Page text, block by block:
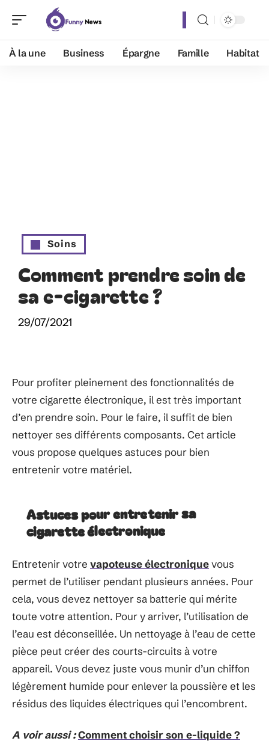
À la une Business Épargne Famille Habitat
Soins
Comment prendre soin de
sa e-cigarette ?
29/07/2021
Pour profiter pleinement des fonctionnalités de
votre cigarette électronique, il est très important
d’en prendre soin. Pour le faire, il suffit de bien
nettoyer ses différents composants. Cet article
vous propose quelques astuces pour bien
entretenir votre matériel.
Astuces pour entretenir sa
cigarette électronique
Entretenir votre vapoteuse électroniquevous
permet de l’utiliser pendant plusieurs années. Pour
cela, vous devez nettoyer sa batterie qui mérite
toute votre attention. Pour y arriver, l’utilisation de
l’eau est déconseillée. Un nettoyage à l’eau de cette
pièce peut créer des courts-circuits à votre
appareil. Vous devez juste vous munir d’un chiffon
légèrement humide pour enlever la poussière et les
résidus des liquides électriques qui l’encombrent.
A voir aussi :Comment choisir son e-liquide ?